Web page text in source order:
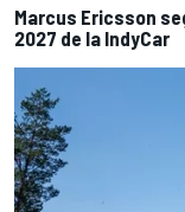
Marcus Ericsson
2027 de la IndyCar